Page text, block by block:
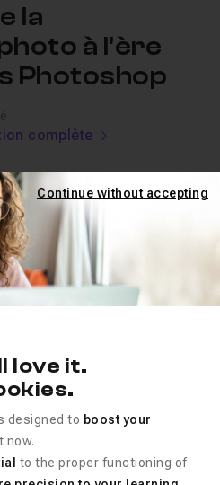
la
à l'ère
Photoshop
complète